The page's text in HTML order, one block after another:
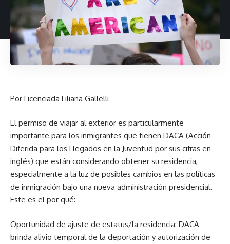
Por Licenciada Liliana Gallelli
El permiso de viajar al exterior es particularmente
importante para los inmigrantes que tienen DACA (Acción
Diferida para los Llegados en la Juventud por sus cifras en
inglés) que están considerando obtener su residencia,
especialmente a la luz de posibles cambios en las políticas
de inmigración bajo una nueva administración presidencial.
Este es el por qué:
Oportunidad de ajuste de estatus/la residencia: DACA
brinda alivio temporal de la deportación y autorización de